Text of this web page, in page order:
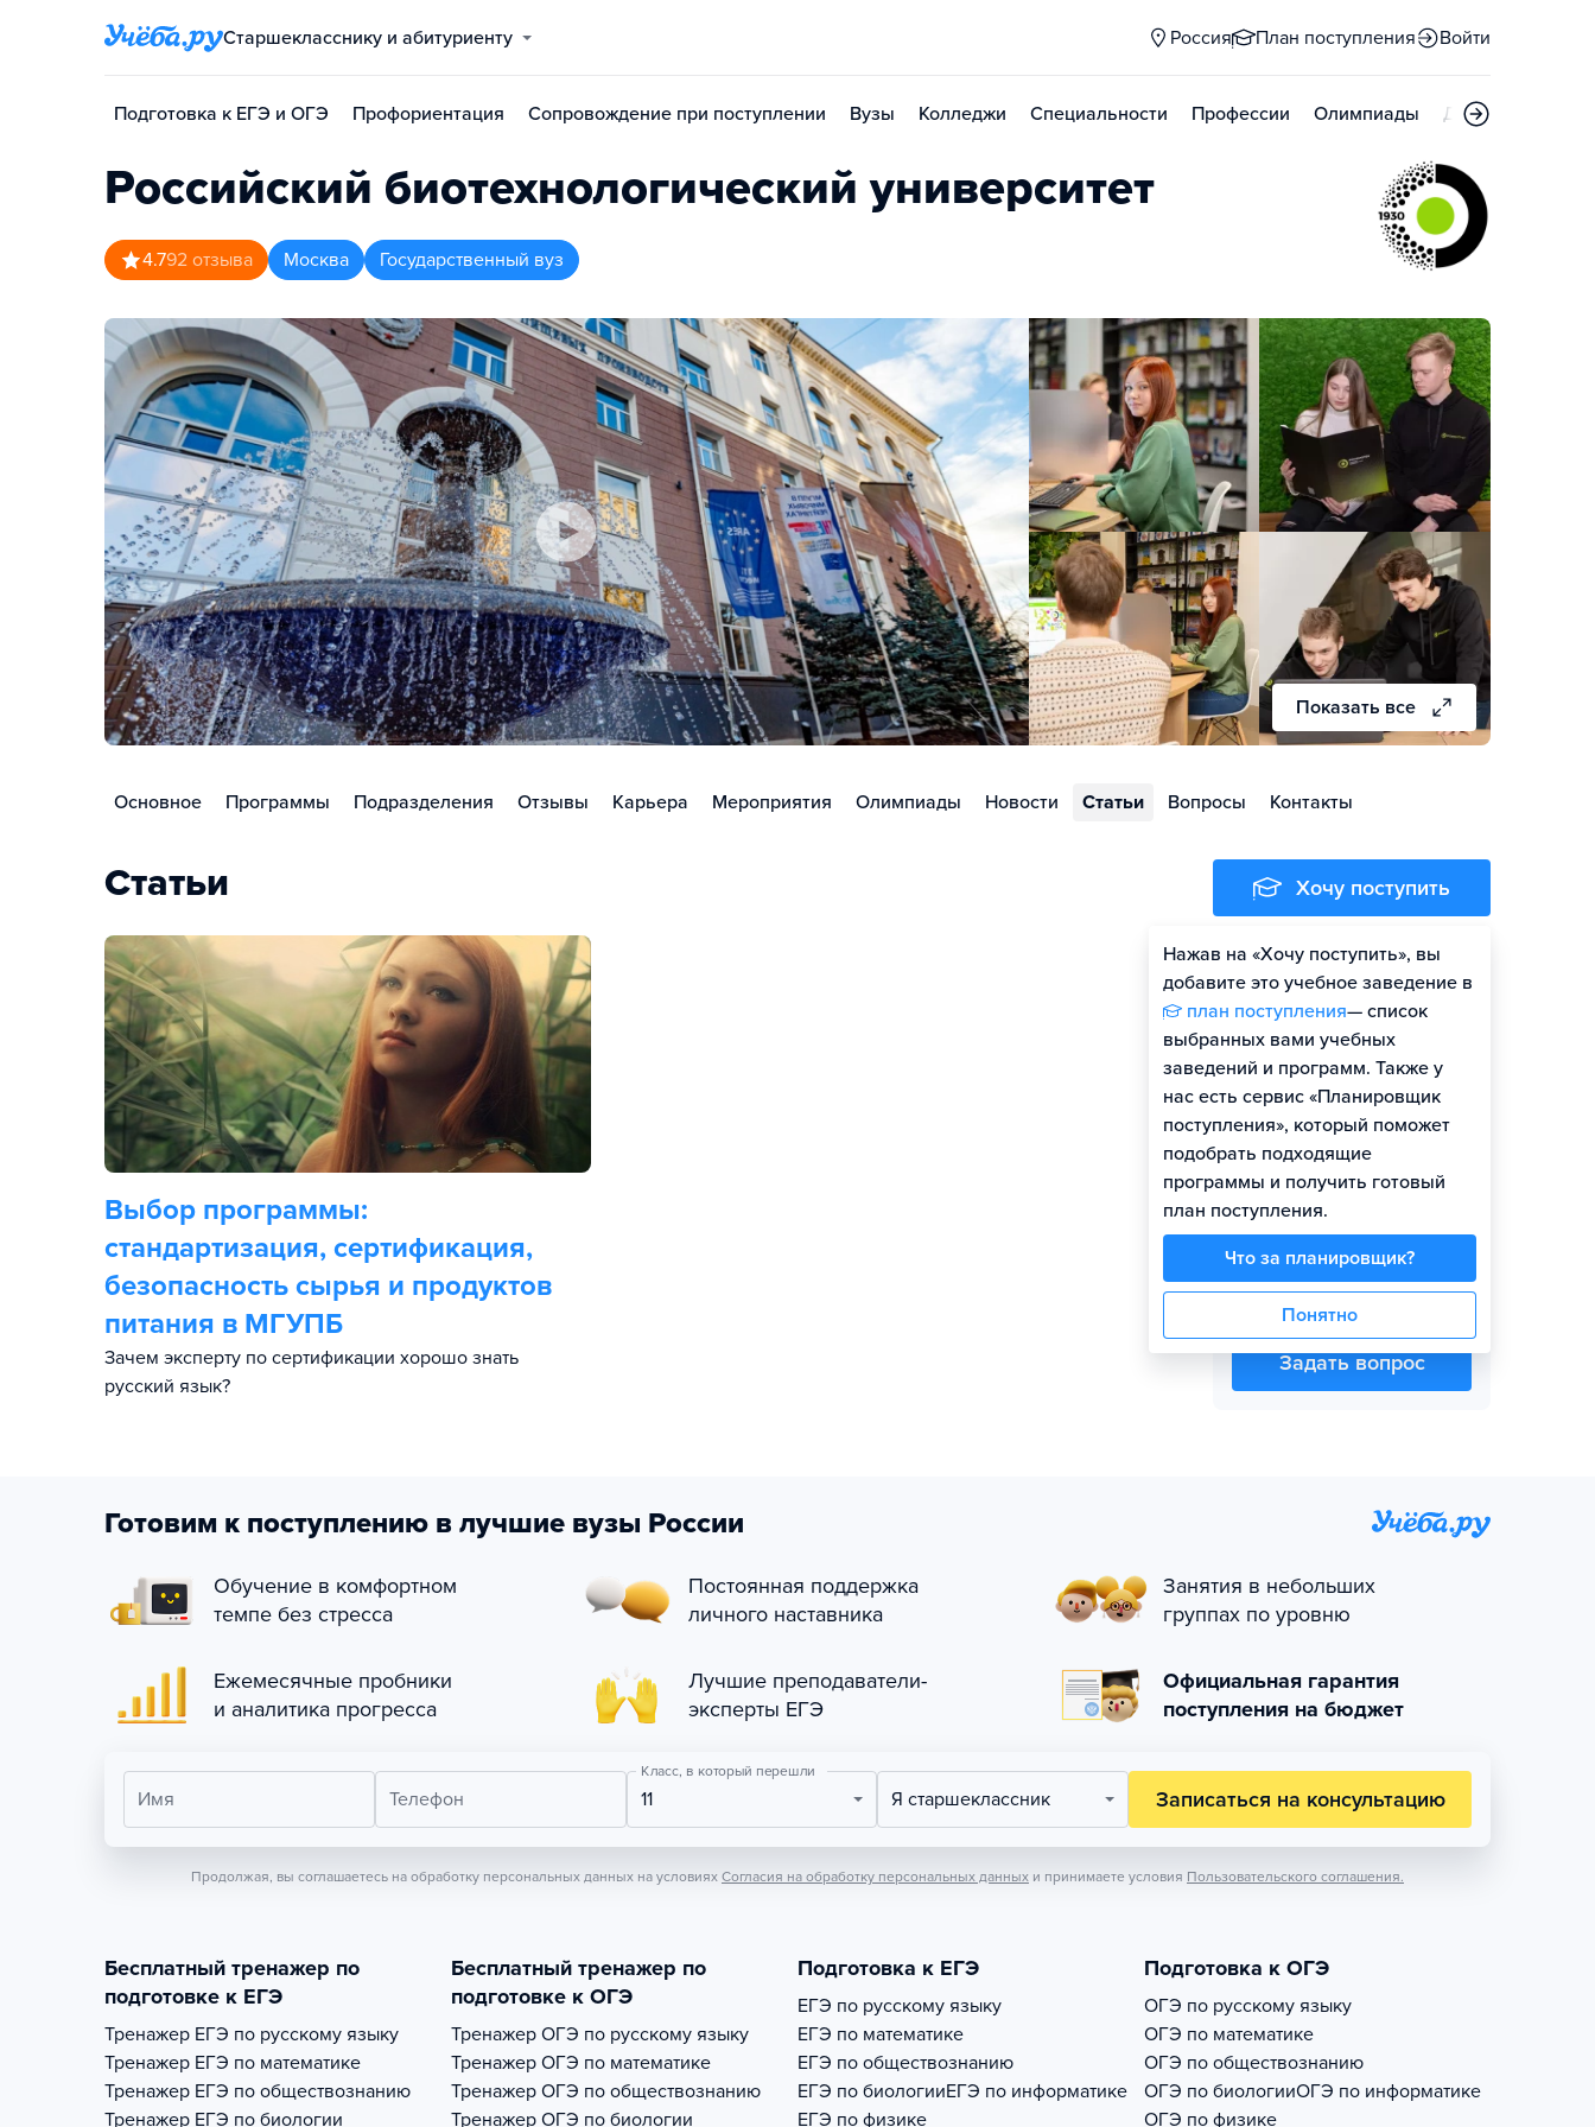
Старшекласснику и абитуриенту Россия План поступления Войти
Подготовка к ЕГЭ и ОГЭ Профориентация Сопровождение при поступлении Вузы Колледжи Специальности Профессии Олимпиады Дни открытых
Российский биотехнологический университет
4.792 отзыва Москва Государственный вуз
Показать все
Основное Программы Подразделения Отзывы Карьера Мероприятия Олимпиады Новости Статьи Вопросы Контакты
Статьи
Выбор программы:
стандартизация, сертификация,
безопасность сырья и продуктов
питания в МГУПБ
Зачем эксперту по сертификации хорошо знать
русский язык?
Хочу поступить
Нажав на «Хочу поступить», вы
добавите это учебное заведение в
план поступления— список
выбранных вами учебных
заведений и программ. Также у
нас есть сервис «Планировщик
поступления», который поможет
подобрать подходящие
программы и получить готовый
план поступления.
Что за планировщик?
Понятно
Оценить шансы
Представитель вуза
Маргарита Комарова
Задать вопрос
Готовим к поступлению в лучшие вузы России
Обучение в комфортном
темпе без стресса
Постоянная поддержка
личного наставника
Занятия в небольших
группах по уровню
Ежемесячные пробники
и аналитика прогресса
Лучшие преподаватели-
эксперты ЕГЭ
Официальная гарантия
поступления на бюджет
Имя Телефон
Класс, в который перешли
11 Я старшеклассник Записаться на консультацию
Продолжая, вы соглашаетесь на обработку персональных данных на условиях Согласия на обработку персональных данных и принимаете условия Пользовательского соглашения.
Бесплатный тренажер по
подготовке к ЕГЭ
Тренажер ЕГЭ по русскому языку
Тренажер ЕГЭ по математике
Тренажер ЕГЭ по обществознанию
Тренажер ЕГЭ по биологии
Бесплатный тренажер по
подготовке к ОГЭ
Тренажер ОГЭ по русскому языку
Тренажер ОГЭ по математике
Тренажер ОГЭ по обществознанию
Тренажер ОГЭ по биологии
Подготовка к ЕГЭ
ЕГЭ по русскому языку
ЕГЭ по математике
ЕГЭ по обществознанию
ЕГЭ по биологииЕГЭ по информатике
ЕГЭ по физике
Подготовка к ОГЭ
ОГЭ по русскому языку
ОГЭ по математике
ОГЭ по обществознанию
ОГЭ по биологииОГЭ по информатике
ОГЭ по физике